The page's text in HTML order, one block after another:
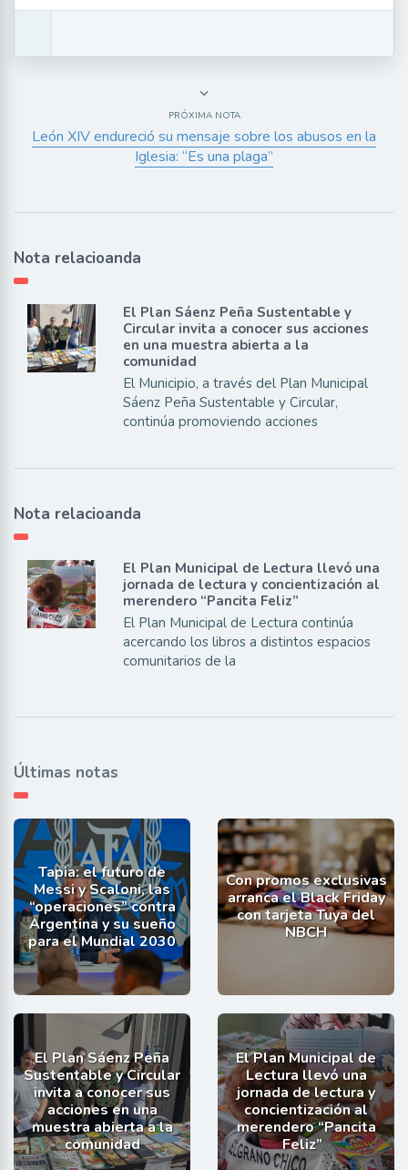
PRÓXIMA NOTA
León XIV endureció su mensaje sobre los abusos en la
Iglesia: “Es una plaga”
Nota relacioanda
El Plan Sáenz Peña Sustentable y
Circular invita a conocer sus acciones
en una muestra abierta a la
comunidad
El Municipio, a través del Plan Municipal
Sáenz Peña Sustentable y Circular,
continúa promoviendo acciones
Nota relacioanda
El Plan Municipal de Lectura llevó una
jornada de lectura y concientización al
merendero “Pancita Feliz”
El Plan Municipal de Lectura continúa
acercando los libros a distintos espacios
comunitarios de la
Últimas notas
Tapia: el futuro de
Messi y Scaloni, las
“operaciones” contra
Argentina y su sueño
para el Mundial 2030
Con promos exclusivas
arranca el Black Friday
con tarjeta Tuya del
NBCH
El Plan Sáenz Peña
Sustentable y Circular
invita a conocer sus
acciones en una
muestra abierta a la
comunidad
El Plan Municipal de
Lectura llevó una
jornada de lectura y
concientización al
merendero “Pancita
Feliz”